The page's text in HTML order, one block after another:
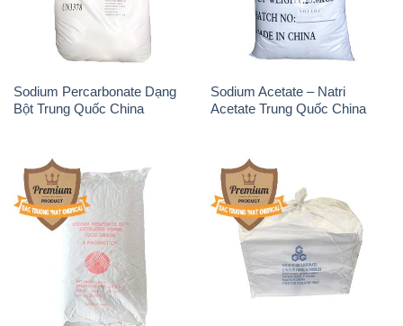
Sodium Percarbonate Dạng
Bột Trung Quốc China
Sodium Acetate – Natri
Acetate Trung Quốc China